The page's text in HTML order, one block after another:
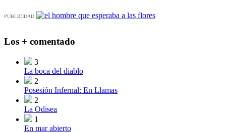
PUBLICIDAD
Los + comentado
3
La boca del diablo
2
Posesión Infernal: En Llamas
2
La Odisea
1
En mar abierto